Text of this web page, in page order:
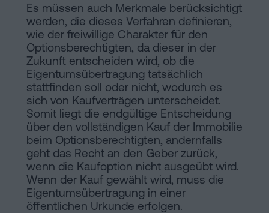
Es müssen auch Merkmale berücksichtigt
werden, die dieses Verfahren definieren,
wie der freiwillige Charakter für den
Optionsberechtigten, da dieser in der
Zukunft entscheiden wird, ob die
Eigentumsübertragung tatsächlich
stattfinden soll oder nicht, wodurch es
sich von Kaufverträgen unterscheidet.
Somit liegt die endgültige Entscheidung
über den vollständigen Kauf der Immobilie
beim Optionsberechtigten, andernfalls
geht das Recht an den Geber zurück,
wenn die Kaufoption nicht ausgeübt wird.
Wenn der Kauf gewählt wird, muss die
Eigentumsübertragung in einer
öffentlichen Urkunde erfolgen.